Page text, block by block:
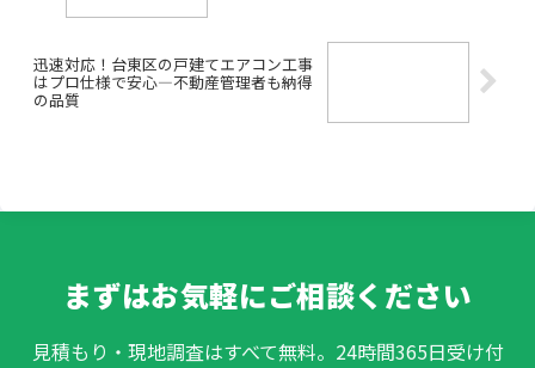
迅速対応！台東区の戸建てエアコン工事
はプロ仕様で安心―不動産管理者も納得
の品質
まずはお気軽にご相談ください
見積もり・現地調査はすべて無料。24時間365日受け付